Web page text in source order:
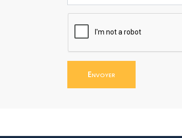
Envoyer